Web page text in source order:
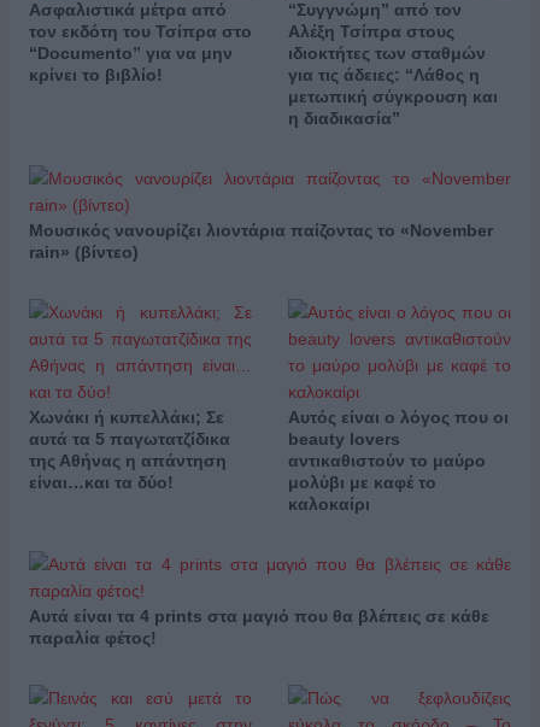
Ασφαλιστικά μέτρα από
τον εκδότη του Τσίπρα στο
“Documento” για να μην
κρίνει το βιβλίο!
“Συγγνώμη” από τον
Αλέξη Τσίπρα στους
ιδιοκτήτες των σταθμών
για τις άδειες: “Λάθος η
μετωπική σύγκρουση και
η διαδικασία”
Μουσικός νανουρίζει λιοντάρια παίζοντας το «November
rain» (βίντεο)
Χωνάκι ή κυπελλάκι; Σε
αυτά τα 5 παγωτατζίδικα
της Αθήνας η απάντηση
είναι…και τα δύο!
Αυτός είναι ο λόγος που οι
beauty lovers
αντικαθιστούν το μαύρο
μολύβι με καφέ το
καλοκαίρι
Αυτά είναι τα 4 prints στα μαγιό που θα βλέπεις σε κάθε
παραλία φέτος!